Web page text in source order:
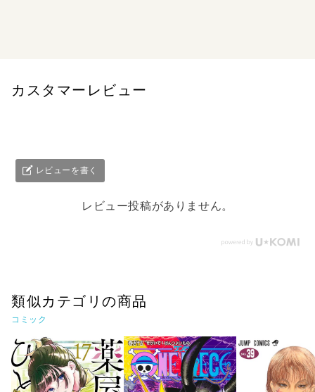
カスタマーレビュー
レビューを書く
レビュー投稿がありません。
類似カテゴリの商品
コミック